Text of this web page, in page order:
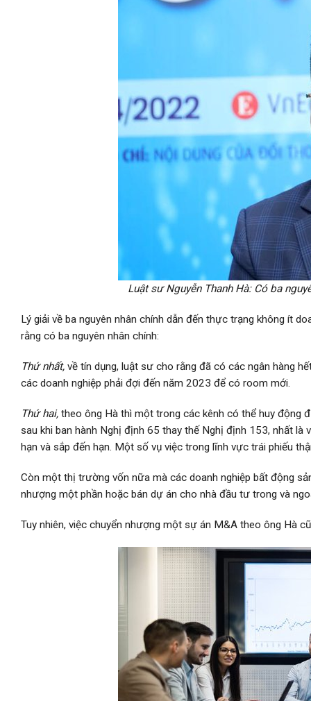
Luật sư Nguyễn Thanh Hà: Có ba
Lý giải về ba nguyên nhân chính dẫn đến thực trạng không ít
rằng có ba nguyên nhân chính:
Thứ nhất, về tín dụng, luật sư cho rằng đã có các ngân hàng
các doanh nghiệp phải đợi đến năm 2023 để có room mới.
Thứ hai, theo ông Hà thì một trong các kênh có thể huy động
sau khi ban hành Nghị định 65 thay thế Nghị định 153, nhất
hạn và sắp đến hạn. Một số vụ việc trong lĩnh vực trái phiếu
Còn một thị trường vốn nữa mà các doanh nghiệp bất động
nhượng một phần hoặc bán dự án cho nhà đầu tư trong và
Tuy nhiên, việc chuyển nhượng một sự án M&A theo ông Hà